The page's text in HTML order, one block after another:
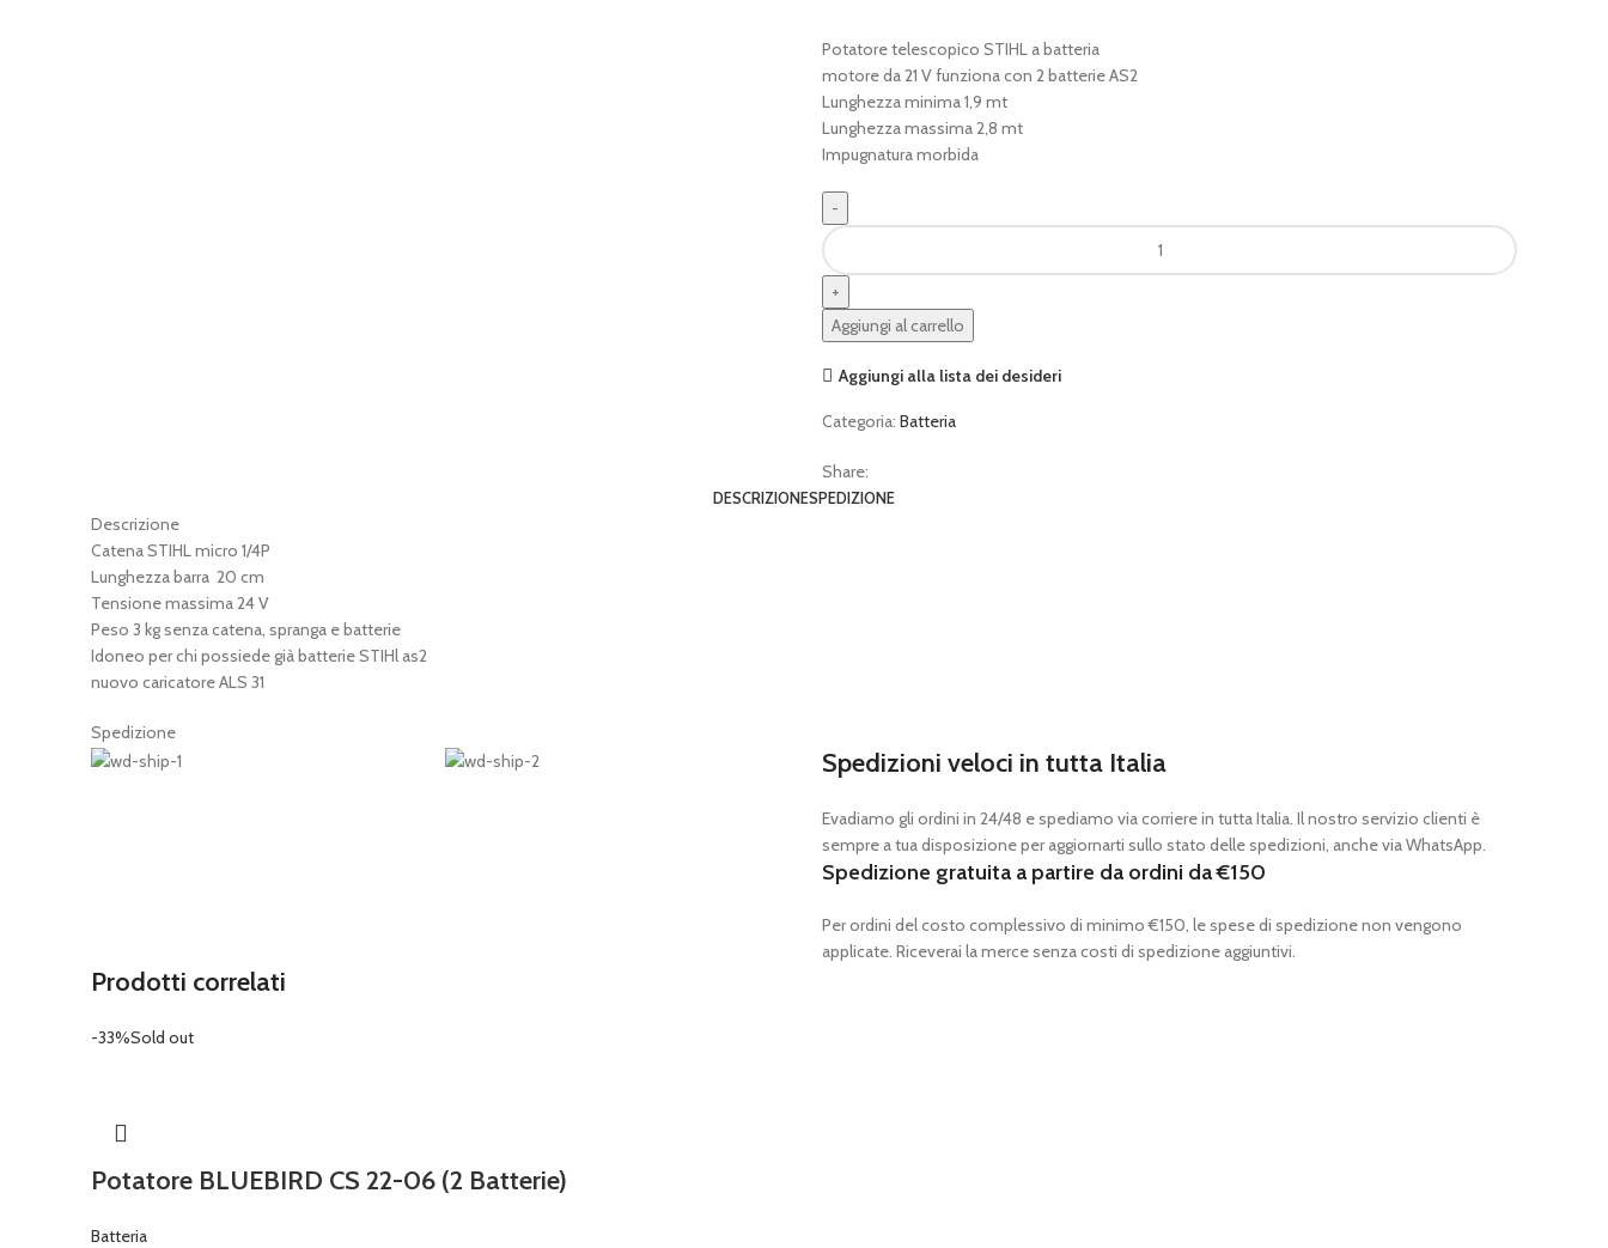
Potatore telescopico STIHL a batteria
motore da 21 V funziona con 2 batterie AS2
Lunghezza minima 1,9 mt
Lunghezza massima 2,8 mt
Impugnatura morbida
HTA
30
potatore
telescopico
STIHL
(2
quantità
Aggiungi al carrello
Aggiungi alla lista dei desideri
Categoria: Batteria
Share:
DESCRIZIONESPEDIZIONE
Descrizione
Catena STIHL micro 1/4P
Lunghezza barra 20 cm
Tensione massima 24 V
Peso 3 kg senza catena, spranga e batterie
Idoneo per chi possiede già batterie STIHl as2
nuovo caricatore ALS 31
Spedizione
Spedizioni veloci in tutta Italia
Evadiamo gli ordini in 24/48 e spediamo via corriere in tutta Italia. Il nostro servizio clienti è
sempre a tua disposizione per aggiornarti sullo stato delle spedizioni, anche via WhatsApp.
Spedizione gratuita a partire da ordini da €150
Per ordini del costo complessivo di minimo €150, le spese di spedizione non vengono
applicate. Riceverai la merce senza costi di spedizione aggiuntivi.
Prodotti correlati
-33%Sold out
Potatore BLUEBIRD CS 22-06 (2 Batterie)
Batteria